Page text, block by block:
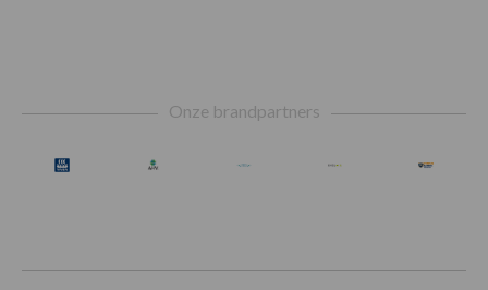
Onze brandpartners